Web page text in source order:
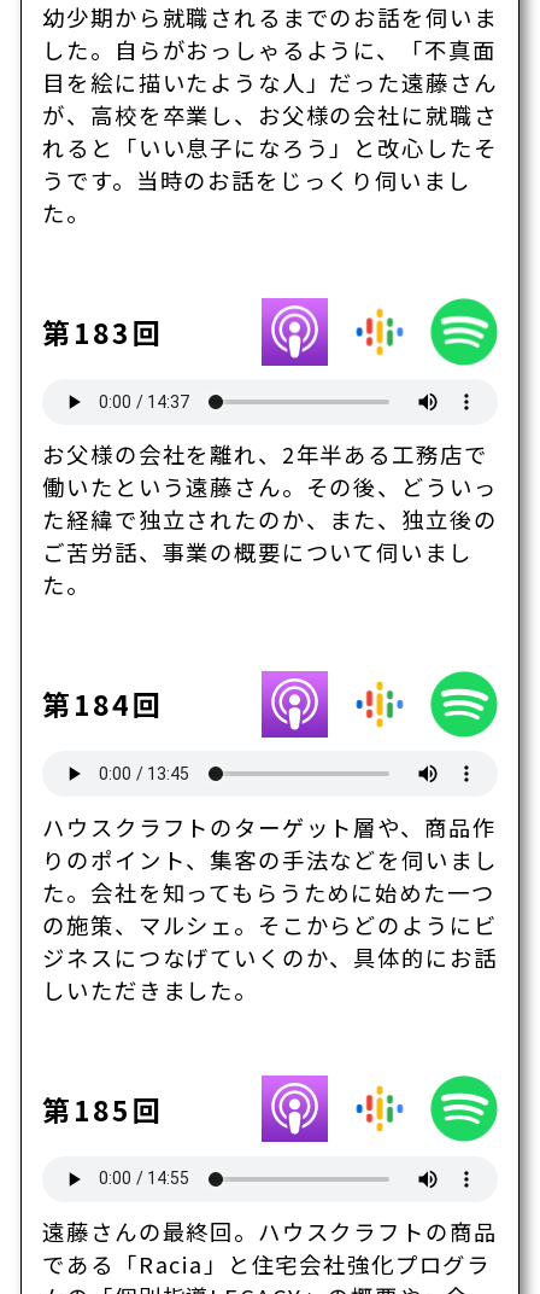
幼少期から就職されるまでのお話を伺いま
した。自らがおっしゃるように、「不真面
目を絵に描いたような人」だった遠藤さん
が、高校を卒業し、お父様の会社に就職さ
れると「いい息子になろう」と改心したそ
うです。当時のお話をじっくり伺いまし
た。
第183回
お父様の会社を離れ、2年半ある工務店で
働いたという遠藤さん。その後、どういっ
た経緯で独立されたのか、また、独立後の
ご苦労話、事業の概要について伺いまし
た。
第184回
ハウスクラフトのターゲット層や、商品作
りのポイント、集客の手法などを伺いまし
た。会社を知ってもらうために始めた一つ
の施策、マルシェ。そこからどのようにビ
ジネスにつなげていくのか、具体的にお話
しいただきました。
第185回
遠藤さんの最終回。ハウスクラフトの商品
である「Racia」と住宅会社強化プログラ